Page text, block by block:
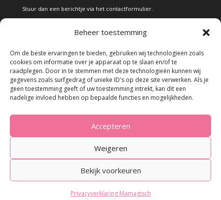
Beheer toestemming
Om de beste ervaringen te bieden, gebruiken wij technologieën zoals
cookies om informatie over je apparaat op te slaan en/of te
raadplegen. Door in te stemmen met deze technologieën kunnen wij
gegevens zoals surfgedrag of unieke ID's op deze site verwerken. Als je
geen toestemming geeft of uw toestemming intrekt, kan dit een
nadelige invloed hebben op bepaalde functies en mogelijkheden.
Accepteren
Weigeren
Bekijk voorkeuren
Privacyverklaring Mamagisch
Stuur dan een berichtje via het contactformulier.
Alle teksten en foto's op deze site zijn eigendom van Mamagisch.
Teksten en foto's van Mamagisch mogen onder geen beding
uitdrukkelijk worden vermeld.
© 2023 - Mamagisch.nl